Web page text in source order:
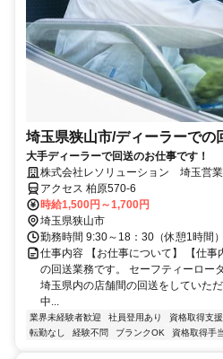
埼玉県狭山市/ディーラーで
大手ディーラーで回送のお仕事です！
株式会社レソリューション 埼玉営
アクセス 柏原570-6
時給1,500円～1,700円
埼玉県狭山市
勤務時間 9:30～18：30（休憩1時間）
仕事内容 【お仕事について】 【仕
の回送業務です。 セーフティーロー
埼玉県内の店舗間の回送をしていた
中...
業界未経験者歓迎 社員登用あり 資格取得支
転勤なし
経験不問 ブランクOK 資格取得手